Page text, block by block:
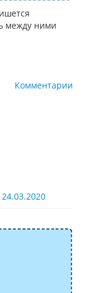
между ними
Комментарии
24.03.2020